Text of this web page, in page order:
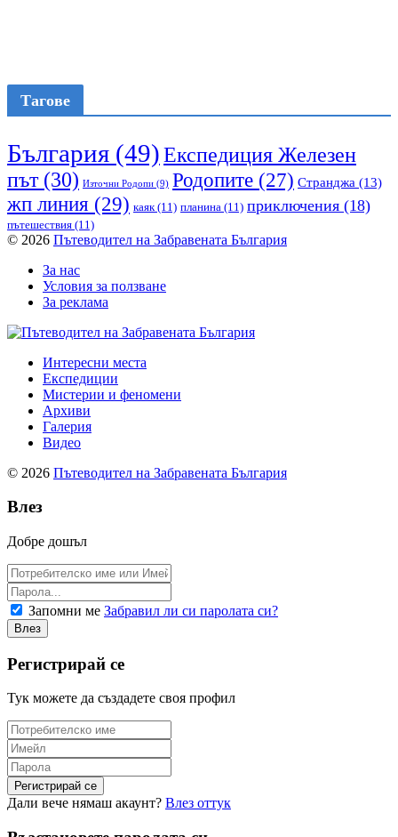
Тагове
България (49)Експедиция Железен
път(30) Източни Родопи (9) Родопите (27) Странджа (13)
жп линия (29) каяк (11) планина (11) приключения (18)
пътешествия (11)
© 2026 Пътеводител на Забравената България
За нас
Условия за ползване
За реклама
Интересни места
Експедиции
Мистерии и феномени
Архиви
Галерия
Видео
© 2026 Пътеводител на Забравената България
Влез
Добре дошъл
Запомни ме Забравил ли си паролата си?
Регистрирай се
Тук можете да създадете своя профил
Дали вече нямаш акаунт? Влез оттук